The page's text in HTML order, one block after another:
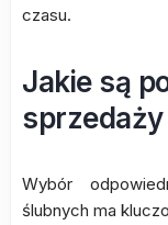
czasu.
Jakie są
Wybór
ślubnych ma